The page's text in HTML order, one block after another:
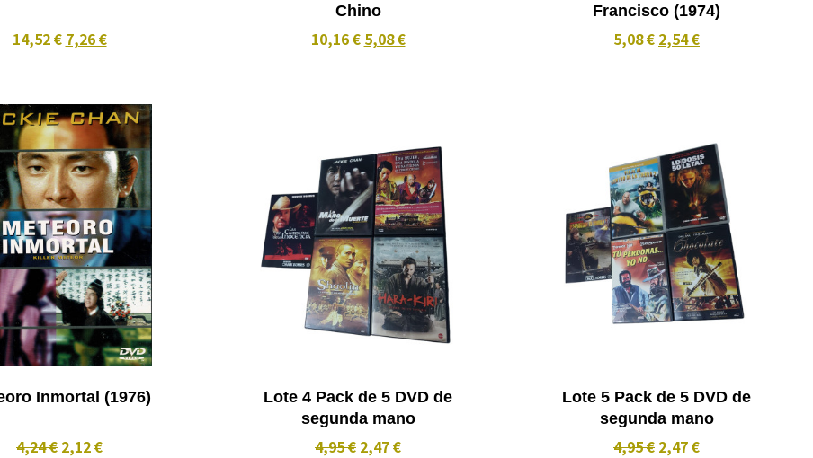
14,52 € 7,26 €
Chino
10,16 € 5,08 €
Francisco (1974)
5,08 € 2,54 €
Meteoro Inmortal (1976)
4,24 € 2,12 €
Lote 4 Pack de 5 DVD de
segunda mano
4,95 € 2,47 €
Lote 5 Pack de 5 DVD de
segunda mano
4,95 € 2,47 €